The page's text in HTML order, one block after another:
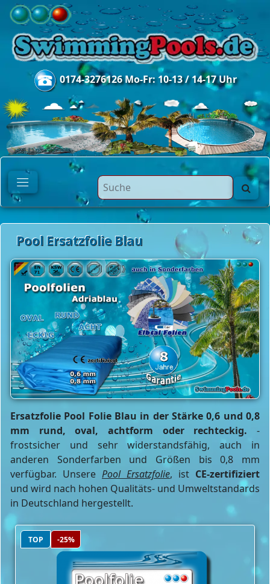
0174-3276126 Mo-Fr: 10-13 / 14-17 Uhr
Pool Ersatzfolie Blau
Ersatzfolie Pool Folie Blau in der Stärke 0,6 und 0,8
mm rund, oval, achtform oder rechteckig. -
frostsicher und sehr widerstandsfähig, auch in
anderen Sonderfarben und Größen bis 0,8 mm
verfügbar. Unsere Pool Ersatzfolie, ist CE-zertifiziert
und wird nach hohen Qualitäts- und Umweltstandards
in Deutschland hergestellt.
TOP -25%